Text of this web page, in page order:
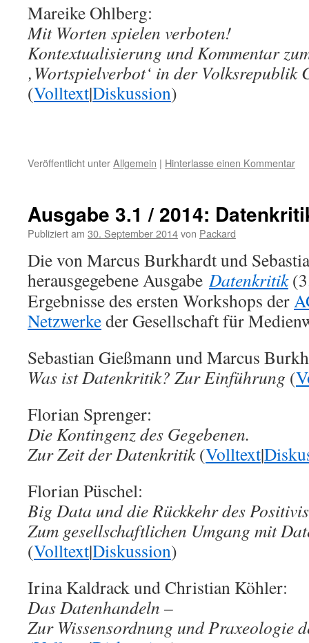
Mareike Ohlberg:
Mit Worten spielen verboten!
Kontextualisierung und Kommentar
‚Wortspielverbot‘ in der Volksrepublik
(Volltext|Diskussion)
Veröffentlicht unterAllgemein | Hinterlasse einen Kommentar
Ausgabe 3.1 / 2014:
Publiziert am 30. September 2014von Packard
Die von Marcus Burkhardt und
herausgegebene AusgabeDatenkritik
Ergebnisse des ersten Workshops der
Netzwerkeder Gesellschaft für
Sebastian Gießmann und Marcus
Was ist Datenkritik? Zur Einführung (
Florian Sprenger:
Die Kontingenz des Gegebenen.
Zur Zeit der Datenkritik(Volltext|
Florian Püschel:
Big Data und die Rückkehr des
Zum gesellschaftlichen Umgang mit
(Volltext|Diskussion)
Irina Kaldrack und Christian Köhler:
Das Datenhandeln –
Zur Wissensordnung und Praxeologie